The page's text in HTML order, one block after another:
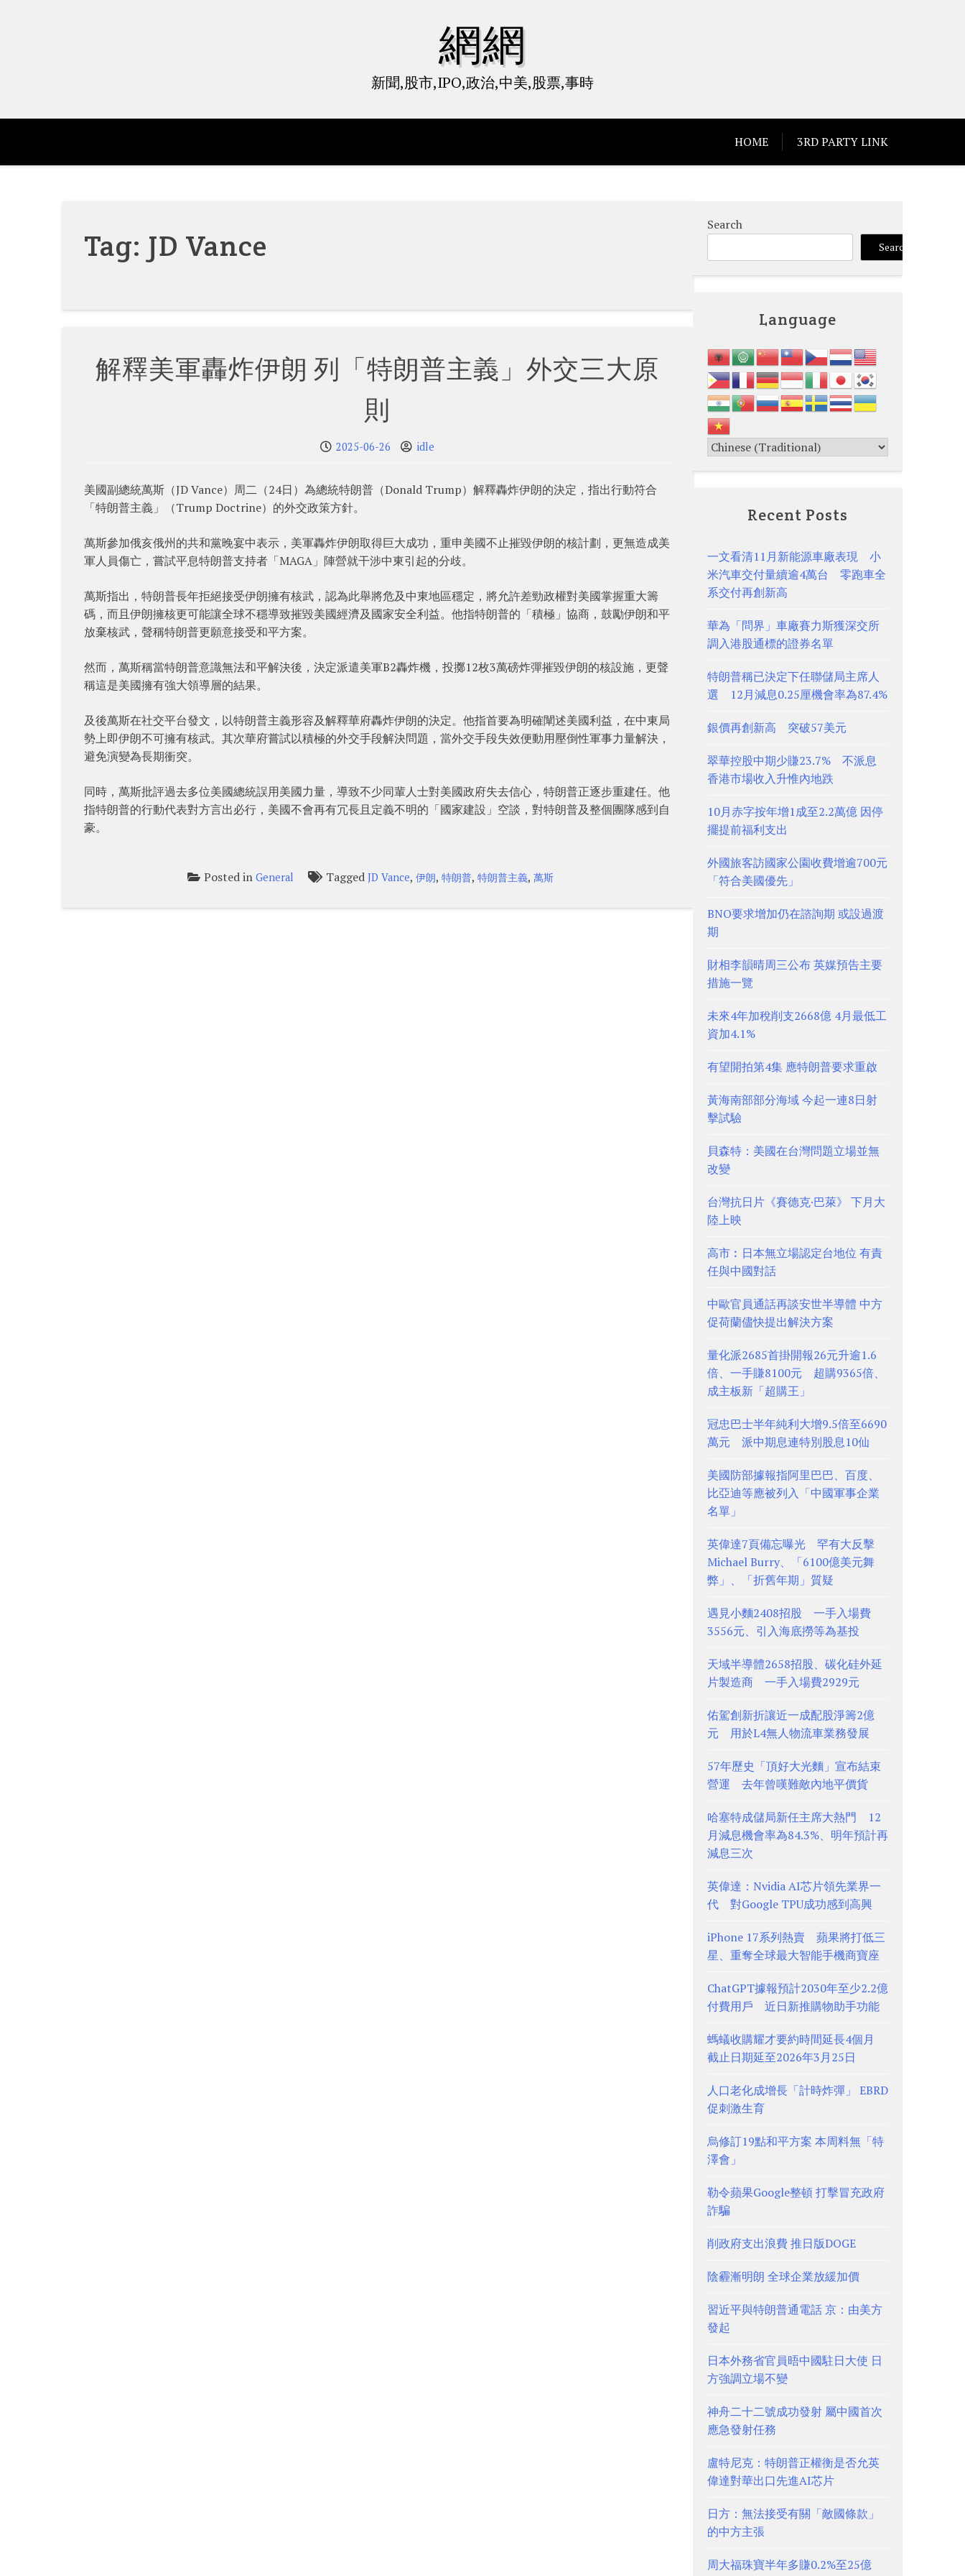
網網
新聞,股市,IPO,政治,中美,股票,事時
HOME 3RD PARTY LINK
Tag: JD Vance
解釋美軍轟炸伊朗 列「特朗普主義」外交三大原
則
2025-06-26 idle
美國副總統萬斯（JD Vance）周二（24日）為總統特朗普（Donald Trump）解釋轟炸伊朗的決定，指出行動符合
「特朗普主義」（Trump Doctrine）的外交政策方針。
萬斯參加俄亥俄州的共和黨晚宴中表示，美軍轟炸伊朗取得巨大成功，重申美國不止摧毀伊朗的核計劃，更無造成美
軍人員傷亡，嘗試平息特朗普支持者「MAGA」陣營就干涉中東引起的分歧。
萬斯指出，特朗普長年拒絕接受伊朗擁有核武，認為此舉將危及中東地區穩定，將允許差勁政權對美國掌握重大籌
碼，而且伊朗擁核更可能讓全球不穩導致摧毀美國經濟及國家安全利益。他指特朗普的「積極」協商，鼓勵伊朗和平
放棄核武，聲稱特朗普更願意接受和平方案。
然而，萬斯稱當特朗普意識無法和平解決後，決定派遣美軍B2轟炸機，投擲12枚3萬磅炸彈摧毀伊朗的核設施，更聲
稱這是美國擁有強大領導層的結果。
及後萬斯在社交平台發文，以特朗普主義形容及解釋華府轟炸伊朗的決定。他指首要為明確闡述美國利益，在中東局
勢上即伊朗不可擁有核武。其次華府嘗試以積極的外交手段解決問題，當外交手段失效便動用壓倒性軍事力量解決，
避免演變為長期衝突。
同時，萬斯批評過去多位美國總統誤用美國力量，導致不少同輩人士對美國政府失去信心，特朗普正逐步重建任。他
指特朗普的行動代表對方言出必行，美國不會再有冗長且定義不明的「國家建設」空談，對特朗普及整個團隊感到自
豪。
Posted in General Tagged JD Vance, 伊朗, 特朗普, 特朗普主義, 萬斯
Search
Search
Language
Recent Posts
一文看清11月新能源車廠表現 小
米汽車交付量續逾4萬台 零跑車全
系交付再創新高
華為「問界」車廠賽力斯獲深交所
調入港股通標的證券名單
特朗普稱已決定下任聯儲局主席人
選 12月減息0.25厘機會率為87.4%
銀價再創新高 突破57美元
翠華控股中期少賺23.7% 不派息
香港市場收入升惟內地跌
10月赤字按年增1成至2.2萬億 因停
擺提前福利支出
外國旅客訪國家公園收費增逾700元
「符合美國優先」
BNO要求增加仍在諮詢期 或設過渡
期
財相李韻晴周三公布 英媒預告主要
措施一覽
未來4年加稅削支2668億 4月最低工
資加4.1%
有望開拍第4集 應特朗普要求重啟
黃海南部部分海域 今起一連8日射
擊試驗
貝森特：美國在台灣問題立場並無
改變
台灣抗日片《賽德克·巴萊》 下月大
陸上映
高市︰日本無立場認定台地位 有責
任與中國對話
中歐官員通話再談安世半導體 中方
促荷蘭儘快提出解決方案
量化派2685首掛開報26元升逾1.6
倍、一手賺8100元 超購9365倍、
成主板新「超購王」
冠忠巴士半年純利大增9.5倍至6690
萬元 派中期息連特別股息10仙
美國防部據報指阿里巴巴、百度、
比亞迪等應被列入「中國軍事企業
名單」
英偉達7頁備忘曝光 罕有大反擊
Michael Burry、「6100億美元舞
弊」、「折舊年期」質疑
遇見小麵2408招股 一手入場費
3556元、引入海底撈等為基投
天域半導體2658招股、碳化硅外延
片製造商 一手入場費2929元
佑駕創新折讓近一成配股淨籌2億
元 用於L4無人物流車業務發展
57年歷史「頂好大光麵」宣布結束
營運 去年曾嘆難敵內地平價貨
哈塞特成儲局新任主席大熱門 12
月減息機會率為84.3%、明年預計再
減息三次
英偉達：Nvidia AI芯片領先業界一
代 對Google TPU成功感到高興
iPhone 17系列熱賣 蘋果將打低三
星、重奪全球最大智能手機商寶座
ChatGPT據報預計2030年至少2.2億
付費用戶 近日新推購物助手功能
螞蟻收購耀才要約時間延長4個月
截止日期延至2026年3月25日
人口老化成增長「計時炸彈」 EBRD
促刺激生育
烏修訂19點和平方案 本周料無「特
澤會」
勒令蘋果Google整頓 打擊冒充政府
詐騙
削政府支出浪費 推日版DOGE
陰霾漸明朗 全球企業放緩加價
習近平與特朗普通電話 京：由美方
發起
日本外務省官員晤中國駐日大使 日
方強調立場不變
神舟二十二號成功發射 屬中國首次
應急發射任務
盧特尼克：特朗普正權衡是否允英
偉達對華出口先進AI芯片
日方：無法接受有關「敵國條款」
的中方主張
周大福珠寶半年多賺0.2%至25億